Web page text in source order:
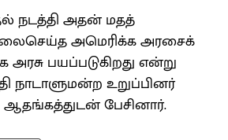
நடத்தி அதன் மதத்
அமெரிக்க அரசைக்
பயப்படுகிறது என்று
நாடாளுமன்ற உறுப்பினர்
பேசினார்.